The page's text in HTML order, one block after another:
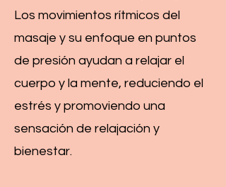
Los movimientos rítmicos del
masaje y su enfoque en puntos
de presión ayudan a relajar el
cuerpo y la mente, reduciendo el
estrés y promoviendo una
sensación de relajación y
bienestar.